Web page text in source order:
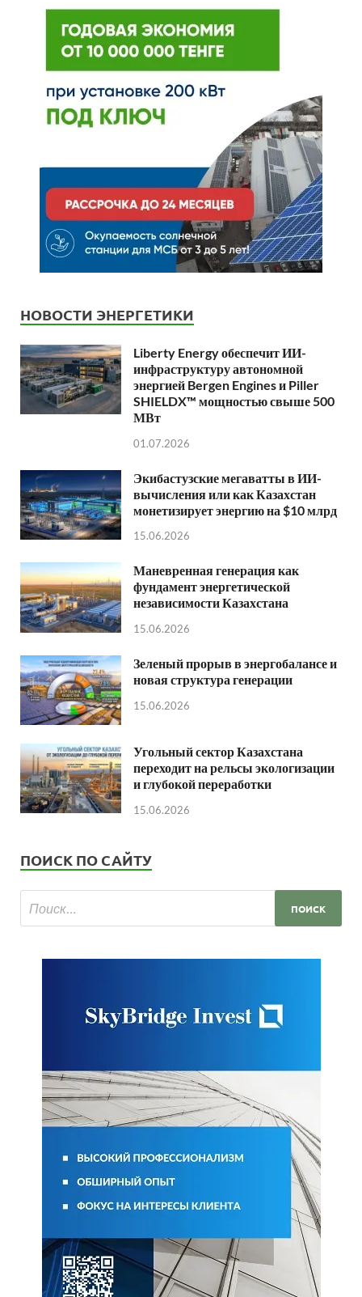
НОВОСТИ ЭНЕРГЕТИКИ
Liberty Energy обеспечит ИИ-
инфраструктуру автономной
энергией Bergen Engines и Piller
SHIELDX™ мощностью свыше 500
МВт
01.07.2026
Экибастузские мегаватты в ИИ-
вычисления или как Казахстан
монетизирует энергию на $10 млрд
15.06.2026
Маневренная генерация как
фундамент энергетической
независимости Казахстана
15.06.2026
Зеленый прорыв в энергобалансе и
новая структура генерации
15.06.2026
Угольный сектор Казахстана
переходит на рельсы экологизации
и глубокой переработки
15.06.2026
ПОИСК ПО САЙТУ